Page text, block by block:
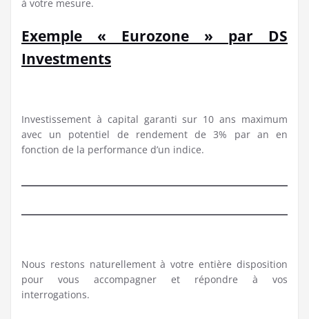
à votre mesure.
Exemple « Eurozone » par DS
Investments
Investissement à capital garanti sur 10 ans maximum
avec un potentiel de rendement de 3% par an en
fonction de la performance d’un indice.
Nous restons naturellement à votre entière disposition
pour vous accompagner et répondre à vos
interrogations.